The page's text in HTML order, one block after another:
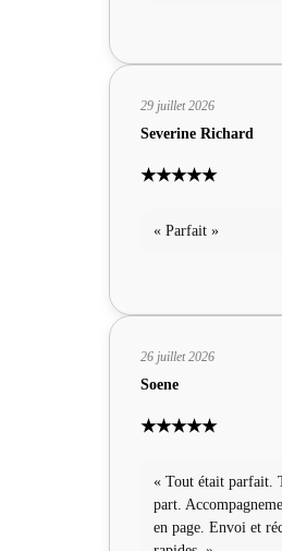
29 juillet 2026
Severine Richard
★★★★★
« Parfait »
26 juillet 2026
Soene
★★★★★
« Tout était parfait.
part.
en page. Envoi et